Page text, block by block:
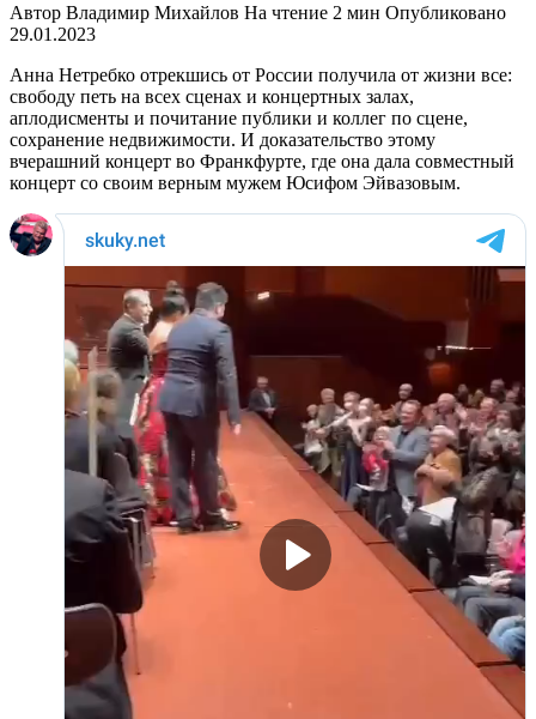
Автор Владимир Михайлов На чтение 2 мин Опубликовано
29.01.2023
Анна Нетребко отрекшись от России получила от жизни все:
свободу петь на всех сценах и концертных залах,
аплодисменты и почитание публики и коллег по сцене,
сохранение недвижимости. И доказательство этому
вчерашний концерт во Франкфурте, где она дала совместный
концерт со своим верным мужем Юсифом Эйвазовым.